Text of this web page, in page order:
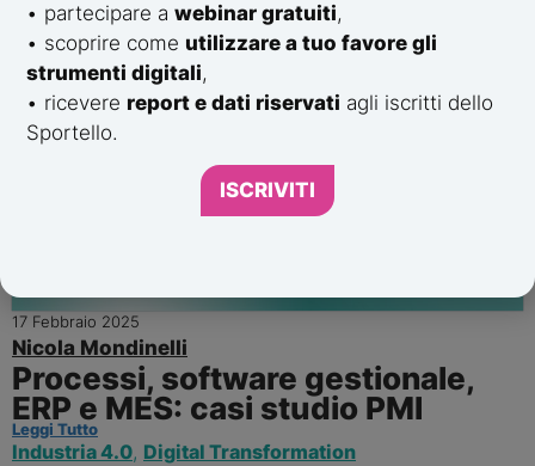
17 Febbraio 2025
Nicola Mondinelli
Processi, software gestionale,
ERP e MES: casi studio PMI
Leggi Tutto
Industria 4.0, Digital Transformation
• partecipare awebinar gratuiti,
• scoprire come utilizzare a tuo favore gli
strumenti digitali,
• ricevere report e dati riservati agli iscritti dello
Sportello.
ISCRIVITI